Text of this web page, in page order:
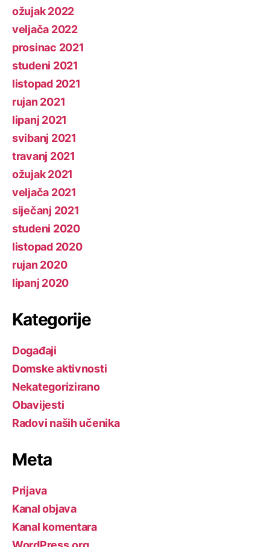
ožujak 2022
veljača 2022
prosinac 2021
studeni 2021
listopad 2021
rujan 2021
lipanj 2021
svibanj 2021
travanj 2021
ožujak 2021
veljača 2021
siječanj 2021
studeni 2020
listopad 2020
rujan 2020
lipanj 2020
Kategorije
Događaji
Domske aktivnosti
Nekategorizirano
Obavijesti
Radovi naših učenika
Meta
Prijava
Kanal objava
Kanal komentara